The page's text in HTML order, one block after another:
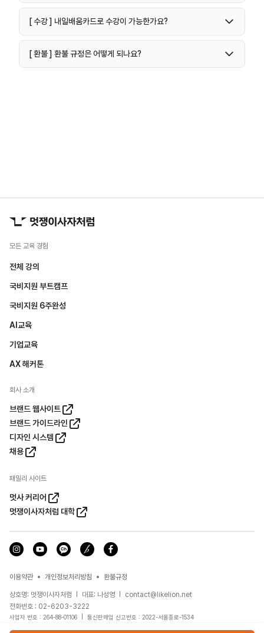
[ 수강 ] 내일배움카드로 수강이 가능한가요?
[ 환불 ] 환불 규정은 어떻게 되나요?
모든 교육 경험
전체 강의
국비지원 부트캠프
국비지원 6주완성
AI교육
기업교육
AX 해커톤
회사 소개
브랜드 웹사이트
브랜드 가이드라인
디자인 시스템
채용
패밀리 사이트
멋사 커리어
멋쟁이사자처럼 대학
이용약관 개인정보처리방침 환불규정
상호명: 멋쟁이사자처럼 대표: 나성영
contact@likelion.net
전화번호 : 02-6203-3222
사업자 번호 : 264-88-01106
통신판매업 신고번호 : 2022-서울종로-1534